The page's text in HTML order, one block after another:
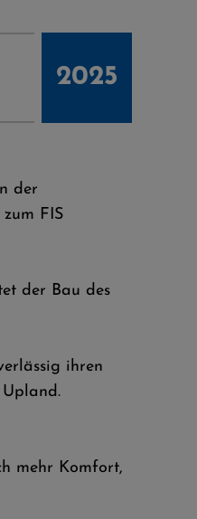
2025
der
FIS
der Bau des
ihren
mehr Komfort,